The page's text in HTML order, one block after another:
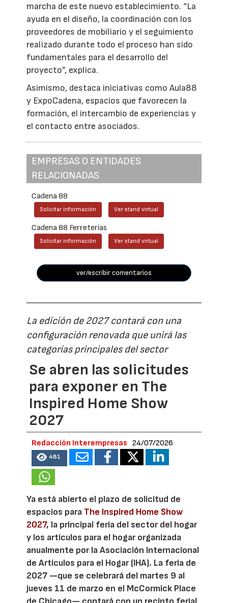
marcha de este nuevo establecimiento. “La
ayuda en el diseño, la coordinación con los
proveedores de mobiliario y el seguimiento
realizado durante todo el proceso han sido
fundamentales para el desarrollo del
proyecto”, explica.
Asimismo, destaca iniciativas como Aula88
y ExpoCadena, espacios que favorecen la
formación, el intercambio de experiencias y
el contacto entre asociados.
EMPRESAS O ENTIDADES
RELACIONADAS
Cadena 88
Solicitar información Ver stand virtual
Cadena 88 Ferreterías
Solicitar información Ver stand virtual
ver/escribir comentarios
La edición de 2027 contará con una
configuración renovada que unirá las
categorías principales del sector
Se abren las solicitudes
para exponer en The
Inspired Home Show
2027
Redacción Interempresas 24/07/2026
481
Ya está abierto el plazo de solicitud de
espacios para The Inspired Home Show
2027, la principal feria del sector del hogar
y los artículos para el hogar organizada
anualmente por la Asociación Internacional
de Artículos para el Hogar (IHA). La feria de
2027 —que se celebrará del martes 9 al
jueves 11 de marzo en el McCormick Place